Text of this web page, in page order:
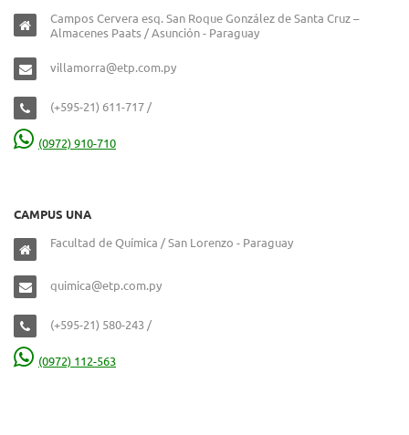
Campos Cervera esq. San Roque González de Santa Cruz –
Almacenes Paats / Asunción - Paraguay
villamorra@etp.com.py
(+595-21) 611-717 /
(0972) 910-710
CAMPUS UNA
Facultad de Química / San Lorenzo - Paraguay
quimica@etp.com.py
(+595-21) 580-243 /
(0972) 112-563